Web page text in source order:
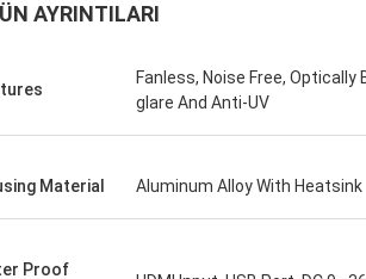
AYRINTILARI
Fanless, Noise Free, Optically
glare And Anti-UV
Material Aluminum Alloy With Heatsink
Proof